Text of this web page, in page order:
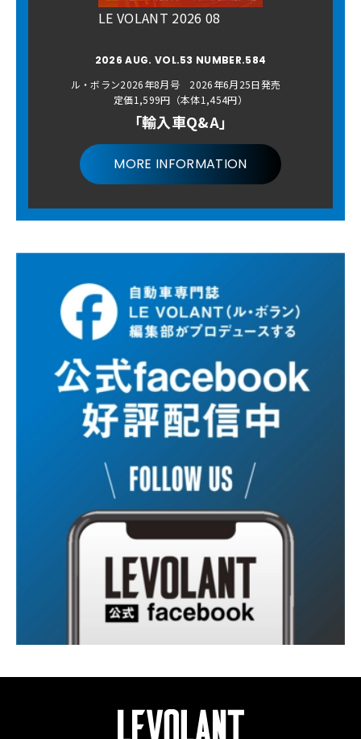
LE VOLANT 2026 08
2026 AUG. VOL.53 NUMBER.584
ル・ボラン2026年8月号 2026年6月25日発売
定価1,599円（本体1,454円）
「輸入車Q&A」
MORE INFORMATION